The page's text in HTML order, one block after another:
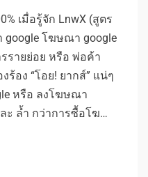
เมื่อรู้จัก LnwX (สูตร
google โฆษณา google
รายย่อย หรือ พ่อค้า
อง “โอย! ยากส์” แน่ๆ
หรือ ลงโฆษณา
ะ ล้ำ กว่าการซื้อโฆ…